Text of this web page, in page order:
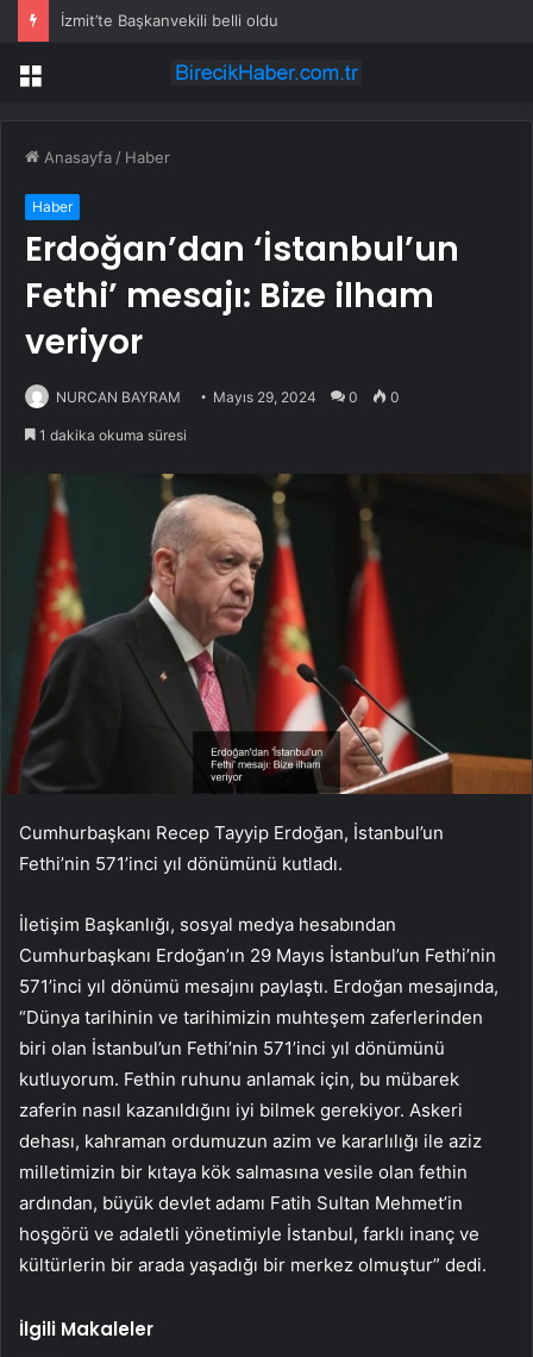
İzmit’te Başkanvekili belli oldu
Menü
Anasayfa / Haber
Haber
Erdoğan’dan ‘İstanbul’un
Fethi’ mesajı: Bize ilham
veriyor
NURCAN BAYRAM Mayıs 29, 2024 0 0
1 dakika okuma süresi
Cumhurbaşkanı Recep Tayyip Erdoğan, İstanbul’un
Fethi’nin 571’inci yıl dönümünü kutladı.
İletişim Başkanlığı, sosyal medya hesabından
Cumhurbaşkanı Erdoğan’ın 29 Mayıs İstanbul’un Fethi’nin
571’inci yıl dönümü mesajını paylaştı. Erdoğan mesajında,
“Dünya tarihinin ve tarihimizin muhteşem zaferlerinden
biri olan İstanbul’un Fethi’nin 571’inci yıl dönümünü
kutluyorum. Fethin ruhunu anlamak için, bu mübarek
zaferin nasıl kazanıldığını iyi bilmek gerekiyor. Askeri
dehası, kahraman ordumuzun azim ve kararlılığı ile aziz
milletimizin bir kıtaya kök salmasına vesile olan fethin
ardından, büyük devlet adamı Fatih Sultan Mehmet’in
hoşgörü ve adaletli yönetimiyle İstanbul, farklı inanç ve
kültürlerin bir arada yaşadığı bir merkez olmuştur” dedi.
İlgili Makaleler